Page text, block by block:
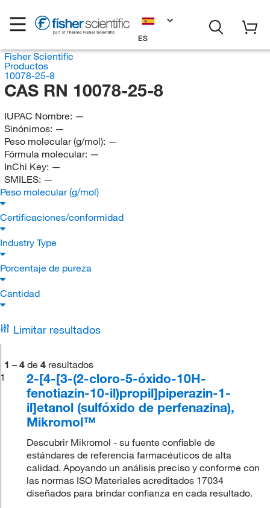
ES
Fisher Scientific
Productos
10078-25-8
CAS RN 10078-25-8
IUPAC Nombre: —
Sinónimos: —
Peso molecular (g/mol): —
Fórmula molecular: —
InChi Key: —
SMILES: —
Peso molecular (g/mol)
Certificaciones/conformidad
Industry Type
Porcentaje de pureza
Cantidad
Limitar resultados
1 – 4 de 4 resultados
1
2-[4-[3-(2-cloro-5-óxido-10H-
fenotiazin-10-il)propil]piperazin-1-
il]etanol (sulfóxido de perfenazina),
Mikromol™
Descubrir Mikromol - su fuente confiable de
estándares de referencia farmacéuticos de alta
calidad. Apoyando un análisis preciso y conforme con
las normas ISO Materiales acreditados 17034
diseñados para brindar confianza en cada resultado.